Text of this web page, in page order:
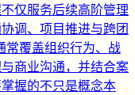
仅服务后续高阶管理
调、项目推进与跨团
常覆盖组织行为、战
商业沟通，并结合案
握的不只是概念本